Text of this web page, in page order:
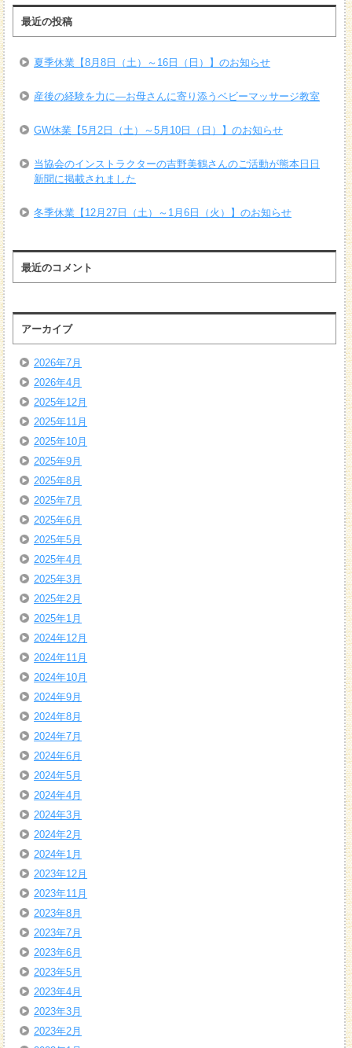
最近の投稿
夏季休業【8月8日（土）～16日（日）】のお知らせ
産後の経験を力に―お母さんに寄り添うベビーマッサージ教室
GW休業【5月2日（土）～5月10日（日）】のお知らせ
当協会のインストラクターの吉野美鶴さんのご活動が熊本日日
新聞に掲載されました
冬季休業【12月27日（土）～1月6日（火）】のお知らせ
最近のコメント
アーカイブ
2026年7月
2026年4月
2025年12月
2025年11月
2025年10月
2025年9月
2025年8月
2025年7月
2025年6月
2025年5月
2025年4月
2025年3月
2025年2月
2025年1月
2024年12月
2024年11月
2024年10月
2024年9月
2024年8月
2024年7月
2024年6月
2024年5月
2024年4月
2024年3月
2024年2月
2024年1月
2023年12月
2023年11月
2023年8月
2023年7月
2023年6月
2023年5月
2023年4月
2023年3月
2023年2月